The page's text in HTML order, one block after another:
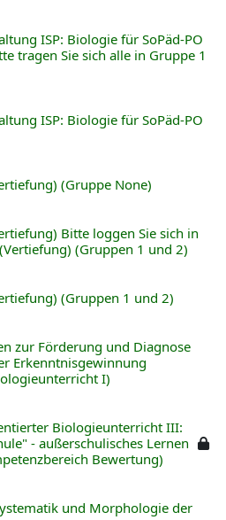
ISP: Biologie für SoPäd-PO
tragen Sie sich alle in Gruppe 1
ISP: Biologie für SoPäd-PO
(Gruppe None)
Bitte loggen Sie sich in
(Gruppen 1 und 2)
(Gruppen 1 und 2)
zur Förderung und Diagnose
Erkenntnisgewinnung
I)
Biologieunterricht III:
- außerschulisches Lernen
Bewertung)
und Morphologie der